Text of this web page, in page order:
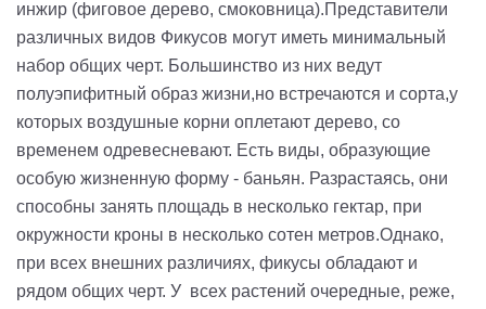
инжир (фиговое дерево, смоковница).Представители
различных видов Фикусов могут иметь минимальный
набор общих черт. Большинство из них ведут
полуэпифитный образ жизни,но встречаются и сорта,у
которых воздушные корни оплетают дерево, со
временем одревесневают. Есть виды, образующие
особую жизненную форму - баньян. Разрастаясь, они
способны занять площадь в несколько гектар, при
окружности кроны в несколько сотен метров.Однако,
при всех внешних различиях, фикусы обладают и
рядом общих черт. У всех растений очередные, реже,